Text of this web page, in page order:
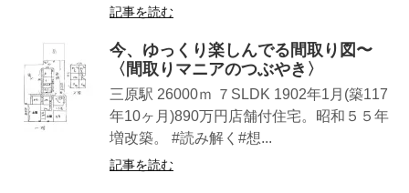
記事を読む
今、ゆっくり楽しんでる間取り図〜
〈間取りマニアのつぶやき〉
三原駅 26000ｍ ７SLDK 1902年1月(築117
年10ヶ月)890万円店舗付住宅。昭和５５年
増改築。 #読み解く#想...
記事を読む